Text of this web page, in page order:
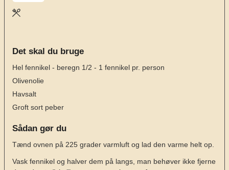
Det skal du bruge
Hel fennikel - beregn 1/2 - 1 fennikel pr. person
Olivenolie
Havsalt
Groft sort peber
Sådan gør du
Tænd ovnen på 225 grader varmluft og lad den varme helt op.
Vask fennikel og halver dem på langs, man behøver ikke fjerne